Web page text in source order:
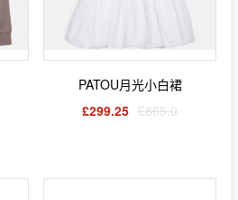
PATOU月光小白裙
£299.25 £855.0